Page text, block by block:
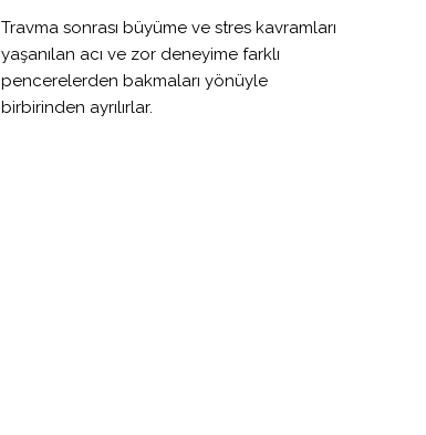
Travma sonrası büyüme ve stres kavramları
yaşanılan acı ve zor deneyime farklı
pencerelerden bakmaları yönüyle
birbirinden ayrılırlar.